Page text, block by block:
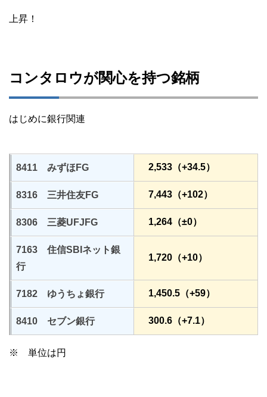
上昇！
コンタロウが関心を持つ銘柄
はじめに銀行関連
8411 みずほFG 2,533（+34.5）
8316 三井住友FG 7,443（+102）
8306 三菱UFJFG 1,264（±0）
7163 住信SBIネット銀
行
1,720（+10）
7182 ゆうちょ銀行 1,450.5（+59）
8410 セブン銀行 300.6（+7.1）
※ 単位は円